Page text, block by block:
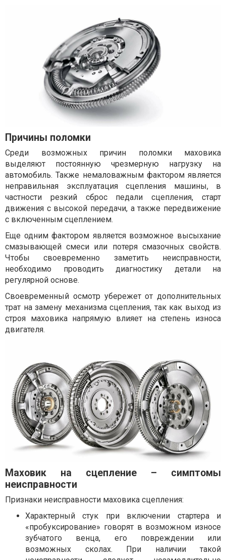
Причины поломки
Среди возможных причин поломки маховика
выделяют постоянную чрезмерную нагрузку на
автомобиль. Также немаловажным фактором является
неправильная эксплуатация сцепления машины, в
частности резкий сброс педали сцепления, старт
движения с высокой передачи, а также передвижение
с включенным сцеплением.
Еще одним фактором является возможное высыхание
смазывающей смеси или потеря смазочных свойств.
Чтобы своевременно заметить неисправности,
необходимо проводить диагностику детали на
регулярной основе.
Своевременный осмотр убережет от дополнительных
трат на замену механизма сцепления, так как выход из
строя маховика напрямую влияет на степень износа
двигателя.
Маховик на сцепление – симптомы
неисправности
Признаки неисправности маховика сцепления:
Характерный стук при включении стартера и
«пробуксирование» говорят в возможном износе
зубчатого венца, его повреждении или
возможных сколах. При наличии такой